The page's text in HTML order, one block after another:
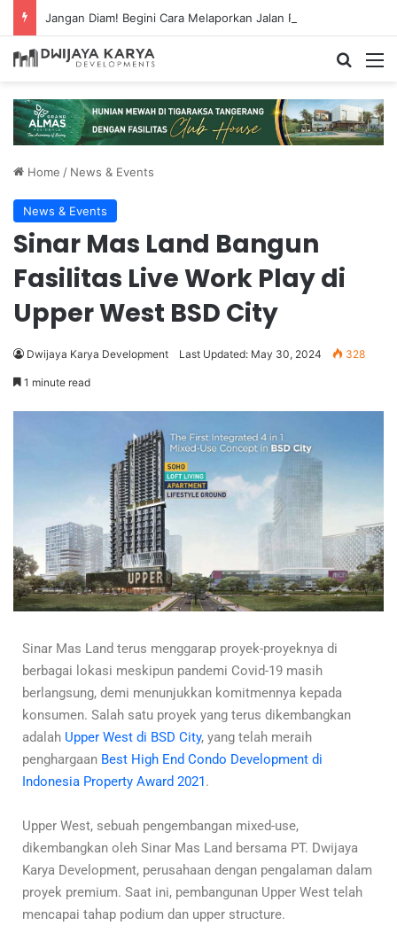
Home / News & Events
News & Events
Sinar Mas Land Bangun
Fasilitas Live Work Play di
Upper West BSD City
Dwijaya Karya Development Last Updated: May 30, 2024 328
1 minute read
Sinar Mas Land terus menggarap proyek-proyeknya di
berbagai lokasi meskipun pandemi Covid-19 masih
berlangsung, demi menunjukkan komitmennya kepada
konsumen. Salah satu proyek yang terus dikembangkan
adalah Upper West di BSD City, yang telah meraih
penghargaan Best High End Condo Development di
Indonesia Property Award 2021.
Upper West, sebuah pengembangan mixed-use,
dikembangkan oleh Sinar Mas Land bersama PT. Dwijaya
Karya Development, perusahaan dengan pengalaman dalam
proyek premium. Saat ini, pembangunan Upper West telah
mencapai tahap podium dan upper structure.